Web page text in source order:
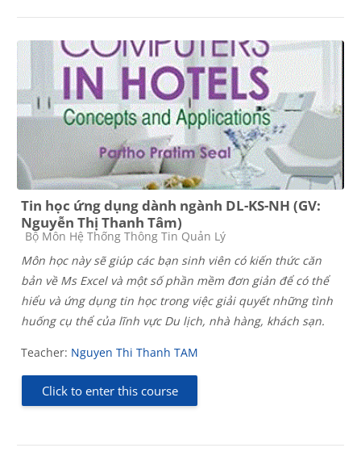
Tin học ứng dụng dành ngành DL-KS-NH (GV:
Nguyễn Thị Thanh Tâm)
Course category
Bộ Môn Hệ Thống Thông Tin Quản Lý
Môn học này sẽ giúp các bạn sinh viên có kiến thức căn
bản về Ms Excel và một số phần mềm đơn giản để có thể
hiểu và ứng dụng tin học trong việc giải quyết những tình
huống cụ thể của lĩnh vực Du lịch, nhà hàng, khách sạn.
Teacher: Nguyen Thi Thanh TAM
Click to enter this course